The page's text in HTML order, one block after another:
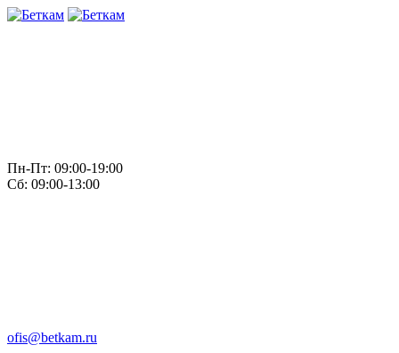
Пн-Пт: 09:00-19:00
Сб: 09:00-13:00
ofis@betkam.ru